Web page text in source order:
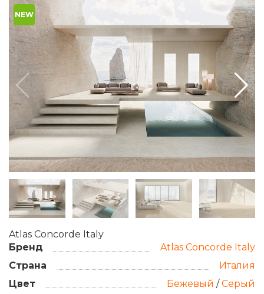
NEW
Atlas Concorde Italy
Бренд
Atlas Concorde Italy
Страна
Италия
Цвет
Бежевый / Серый